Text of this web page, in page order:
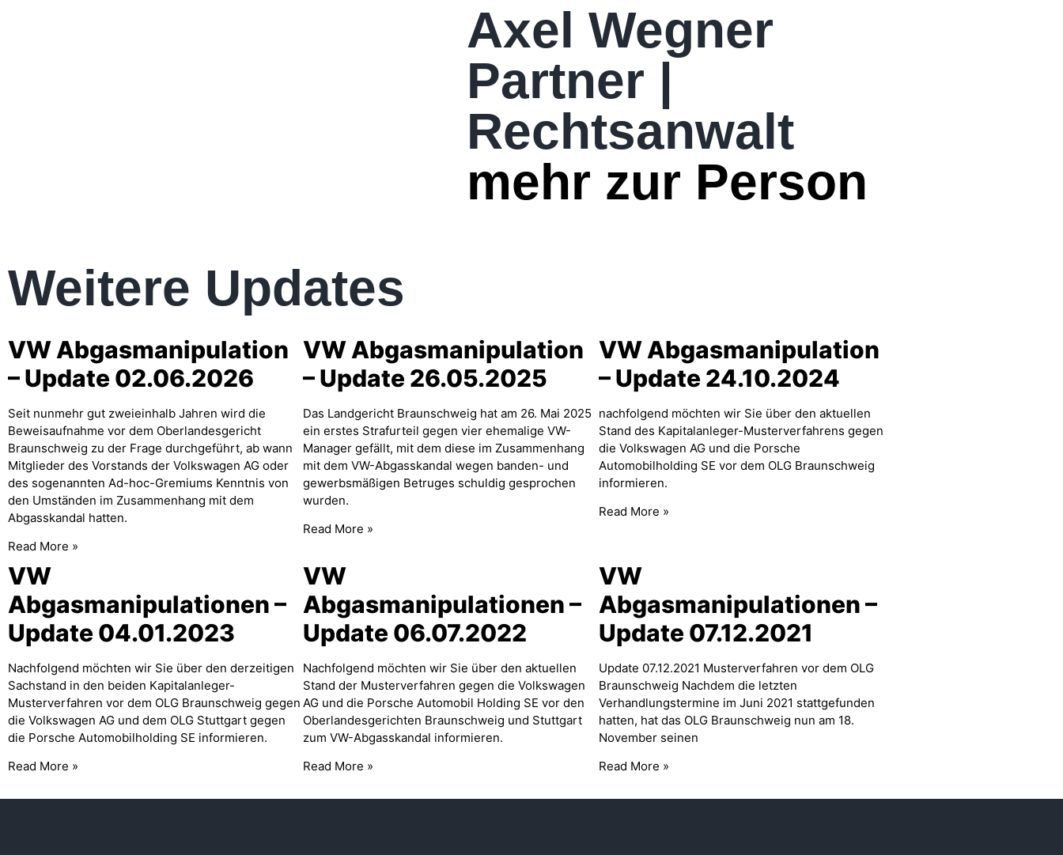
Axel Wegner
Partner |
Rechtsanwalt
mehr zur Person
Weitere Updates
VW Abgasmanipulation
– Update 02.06.2026
Seit nunmehr gut zweieinhalb Jahren wird die
Beweisaufnahme vor dem Oberlandesgericht
Braunschweig zu der Frage durchgeführt, ab wann
Mitglieder des Vorstands der Volkswagen AG oder
des sogenannten Ad-hoc-Gremiums Kenntnis von
den Umständen im Zusammenhang mit dem
Abgasskandal hatten.
Read More »
VW Abgasmanipulation
– Update 26.05.2025
Das Landgericht Braunschweig hat am 26. Mai 2025
ein erstes Strafurteil gegen vier ehemalige VW-
Manager gefällt, mit dem diese im Zusammenhang
mit dem VW-Abgasskandal wegen banden- und
gewerbsmäßigen Betruges schuldig gesprochen
wurden.
Read More »
VW Abgasmanipulation
– Update 24.10.2024
nachfolgend möchten wir Sie über den aktuellen
Stand des Kapitalanleger-Musterverfahrens gegen
die Volkswagen AG und die Porsche
Automobilholding SE vor dem OLG Braunschweig
informieren.
Read More »
VW
Abgasmanipulationen –
Update 04.01.2023
Nachfolgend möchten wir Sie über den derzeitigen
Sachstand in den beiden Kapitalanleger-
Musterverfahren vor dem OLG Braunschweig gegen
die Volkswagen AG und dem OLG Stuttgart gegen
die Porsche Automobilholding SE informieren.
Read More »
VW
Abgasmanipulationen –
Update 06.07.2022
Nachfolgend möchten wir Sie über den aktuellen
Stand der Musterverfahren gegen die Volkswagen
AG und die Porsche Automobil Holding SE vor den
Oberlandesgerichten Braunschweig und Stuttgart
zum VW-Abgasskandal informieren.
Read More »
VW
Abgasmanipulationen –
Update 07.12.2021
Update 07.12.2021 Musterverfahren vor dem OLG
Braunschweig Nachdem die letzten
Verhandlungstermine im Juni 2021 stattgefunden
hatten, hat das OLG Braunschweig nun am 18.
November seinen
Read More »